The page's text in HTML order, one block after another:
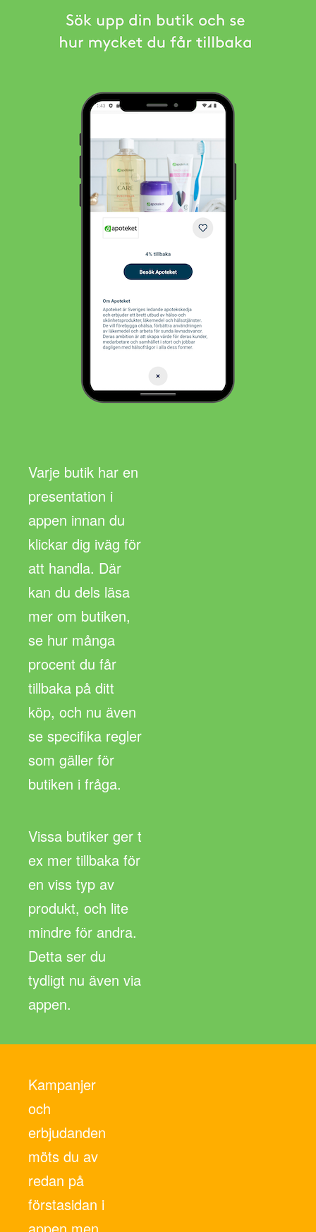
Varje butik har en
presentation i
appen innan du
klickar dig iväg för
att handla. Där
kan du dels läsa
mer om butiken,
se hur många
procent du får
tillbaka på ditt
köp, och nu även
se specifika regler
som gäller för
butiken i fråga.
Vissa butiker ger t
ex mer tillbaka för
en viss typ av
produkt, och lite
mindre för andra.
Detta ser du
tydligt nu även via
appen.
Kampanjer
och
erbjudanden
möts du av
redan på
förstasidan i